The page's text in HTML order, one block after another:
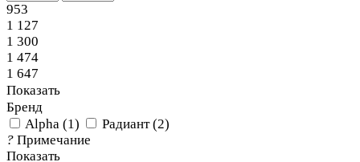
953
1 127
1 300
1 474
1 647
Показать
Бренд
Alpha (1) Радиант(2)
? Примечание
Показать